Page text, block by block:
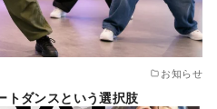
お知らせ
トダンスという選択肢